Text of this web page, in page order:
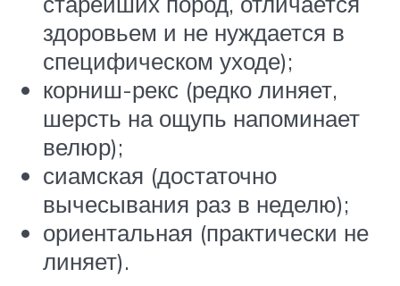
здоровьем и не нуждается в
специфическом уходе);
корниш-рекс (редко линяет,
шерсть на ощупь напоминает
велюр);
сиамская (достаточно
вычесывания раз в неделю);
ориентальная (практически не
линяет).